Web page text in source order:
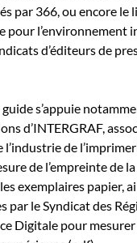
par 366, ou encore le
pour l’environnement
d’éditeurs de
s’appuie
d’INTERGRAF,
de
de l’empreinte de
exemplaires papier,
par le Syndicat des
Digitale pour